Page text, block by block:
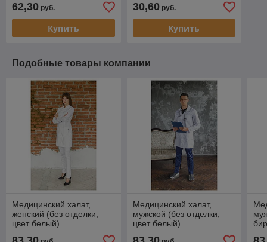
62,30 руб.
Купить
30,60руб.
Купить
Подобные товары компании
Медицинский халат,
женский (без отделки,
цвет белый)
Медицинский халат,
мужской (без отделки,
цвет белый)